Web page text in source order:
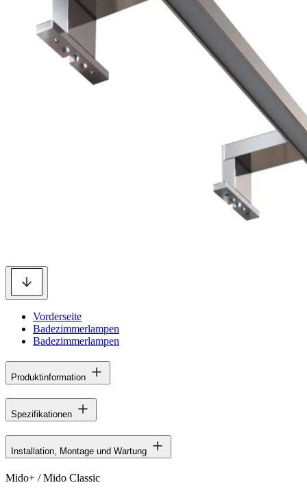
Vorderseite
Badezimmerlampen
Badezimmerlampen
Produktinformation
Spezifikationen
Installation, Montage und Wartung
Mido+ / Mido Classic